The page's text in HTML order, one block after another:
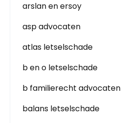
arslan en ersoy
asp advocaten
atlas letselschade
b en o letselschade
b familierecht advocaten
balans letselschade